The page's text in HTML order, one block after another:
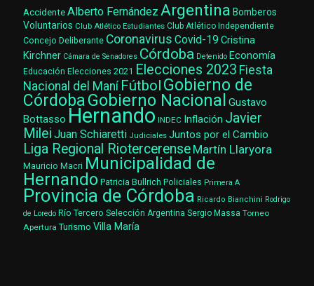
AccidenteAlberto Fernández Argentina Bomberos
Voluntarios Club Atlético Estudiantes Club Atlético Independiente
Concejo Deliberante Coronavirus Covid-19 Cristina
Kirchner Cámara de Senadores Córdoba Detenido Economía
Educación Elecciones 2021 Elecciones 2023 Fiesta
Nacional del Maní Fútbol Gobierno de
CórdobaGobierno Nacional Gustavo
Bottasso Hernando INDEC Inflación Javier
Milei Juan Schiaretti Judiciales Juntos por el Cambio
Liga Regional Riotercerense Martín Llaryora
Mauricio Macri Municipalidad de
Hernando Patricia Bullrich Policiales Primera A
Provincia de Córdoba Ricardo Bianchini Rodrigo
de Loredo Río Tercero Selección Argentina Sergio Massa Torneo
Apertura Turismo Villa María